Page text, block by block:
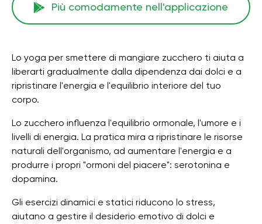
Più comodamente nell'applicazione
Lo yoga per smettere di mangiare zucchero ti aiuta a
liberarti gradualmente dalla dipendenza dai dolci e a
ripristinare l'energia e l'equilibrio interiore del tuo
corpo.
Lo zucchero influenza l'equilibrio ormonale, l'umore e i
livelli di energia. La pratica mira a ripristinare le risorse
naturali dell'organismo, ad aumentare l'energia e a
produrre i propri "ormoni del piacere": serotonina e
dopamina.
Gli esercizi dinamici e statici riducono lo stress,
aiutano a gestire il desiderio emotivo di dolci e